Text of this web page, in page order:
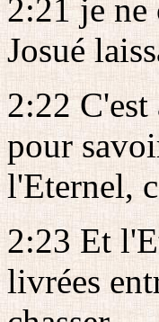
2:21 je ne
Josué
2:22 C'est
pour
l'Eternel,
2:23 Et
livrées